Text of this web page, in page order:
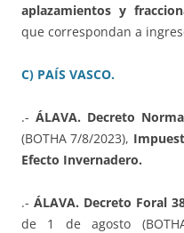
aplazamientos y
que correspondan a
C) PAÍS VASCO.
.- ÁLAVA. Decreto
(BOTHA 7/8/2023),
Efecto Invernadero.
.- ÁLAVA. Decreto Foral
de 1 de agosto